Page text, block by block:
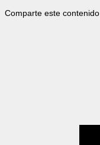
Comparte este contenido